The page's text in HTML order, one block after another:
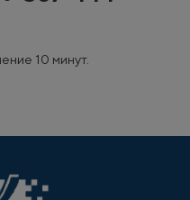
10 минут.